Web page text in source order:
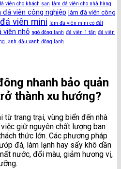
viên cho khách sạn làm đá viên cho nhà hàng
đá viên công nghiệp làm đá viên công
viên mini
làm đá viên mini có đắt
viên nhỏ ngô đông lạnh đá viên 1 tấn đá viên
lạnh đậu xanh đông lạnh
nhanh bảo quản
thành xu hướng?
từ trang trại, vùng biển đến nhà
giữ nguyên chất lượng ban
thức lớn. Các phương pháp
đá, làm lạnh hay sấy khô dần
nước, đổi màu, giảm hương vị,